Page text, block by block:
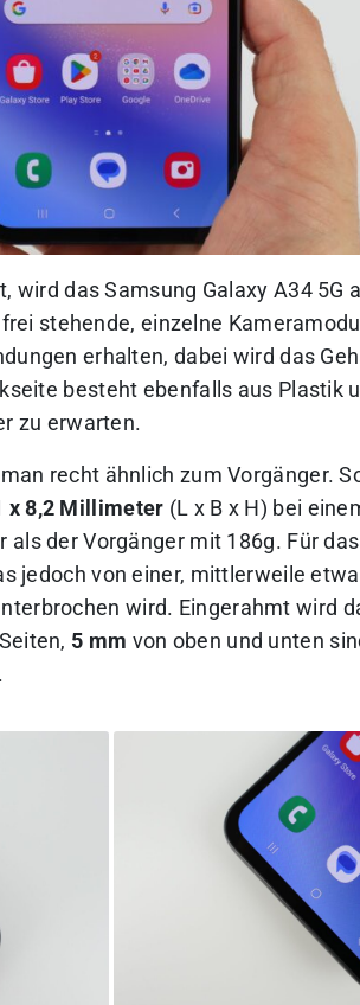
wird das Samsung Galaxy A34 5G
stehende, einzelne
erhalten, dabei wird das
besteht ebenfalls aus Plastik
zu erwarten.
recht ähnlich zum Vorgänger.
x 8,2 Millimeter (L x B x H) bei
als der Vorgänger mit 186g. Für
jedoch von einer, mittlerweile
wird. Eingerahmt wird
5 mm von oben und unten